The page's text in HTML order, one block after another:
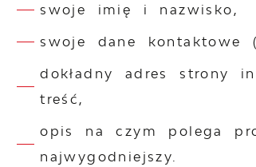
swoje imię i nazwisko,
swoje dane kontaktowe
dokładny adres strony
treść,
opis na czym polega
najwygodniejszy.